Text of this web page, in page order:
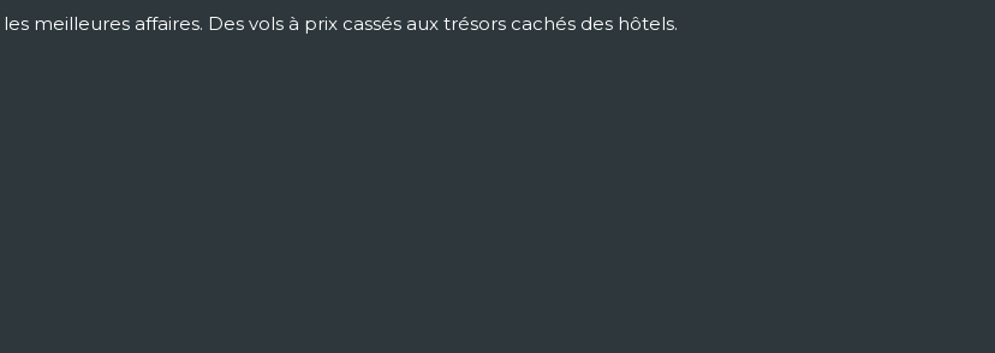
meilleures affaires. Des vols à prix cassés aux trésors cachés des hôtels.